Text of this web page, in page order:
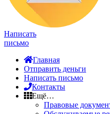
Написать
письмо
Главная
Отправить деньги
Написать письмо
Контакты
Ещё…
Правовые